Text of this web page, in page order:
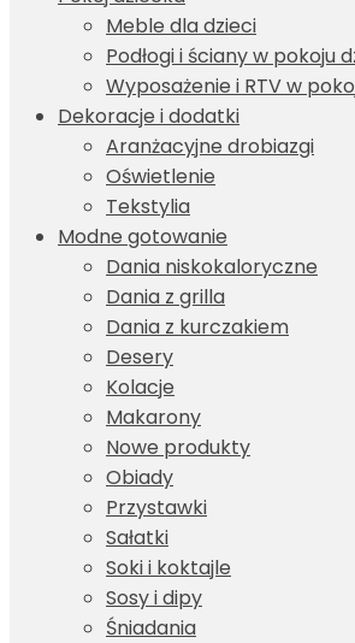
Meble dla dzieci
Podłogi i ściany w pokoju
Wyposażenie i RTV w
Dekoracje i dodatki
Aranżacyjne drobiazgi
Oświetlenie
Tekstylia
Modne gotowanie
Dania niskokaloryczne
Dania z grilla
Dania z kurczakiem
Desery
Kolacje
Makarony
Nowe produkty
Obiady
Przystawki
Sałatki
Soki i koktajle
Sosy i dipy
Śniadania